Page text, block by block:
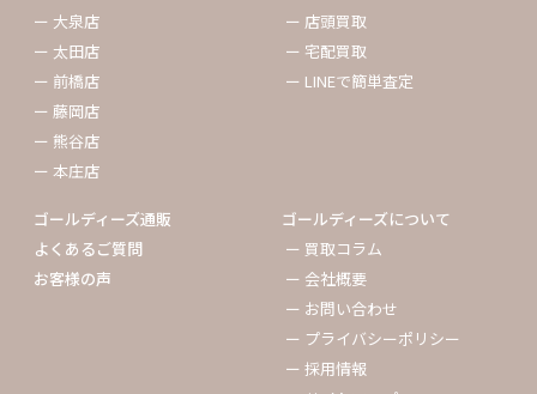
ー 大泉店
ー 太田店
ー 前橋店
ー 藤岡店
ー 熊谷店
ー 本庄店
ー 店頭買取
ー 宅配買取
ー LINEで簡単査定
ゴールディーズ通販
よくあるご質問
お客様の声
ゴールディーズについて
ー 買取コラム
ー 会社概要
ー お問い合わせ
ー プライバシーポリシー
ー 採用情報